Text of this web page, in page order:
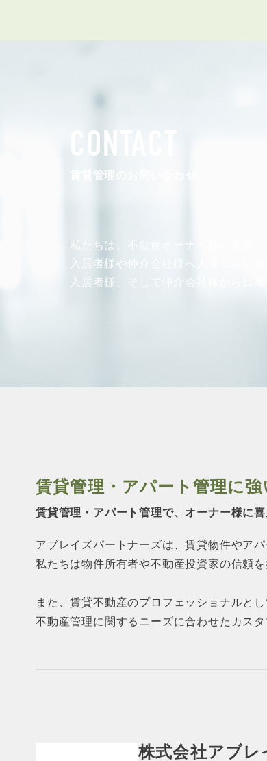
CONTACT
賃貸管理のお問い合わせ
私たちは、不動産オーナー様の安定し
入居者様や仲介会社様へ人間くさい
入居者様、そして仲介会社様から
日
賃貸管理・アパート管理に強
賃貸管理・アパート管理で、オーナー様に
アブレイズパートナーズは、賃貸物件やア
私たちは物件所有者や不動産投資家の信頼
また、賃貸不動産のプロフェッショナルと
不動産管理に関するニーズに合わせたカス
株式会社アブ